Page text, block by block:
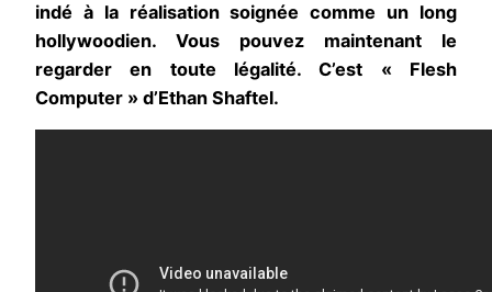
indé à la réalisation soignée comme un long
hollywoodien. Vous pouvez maintenant le
regarder en toute légalité. C’est « Flesh
Computer » d’Ethan Shaftel.